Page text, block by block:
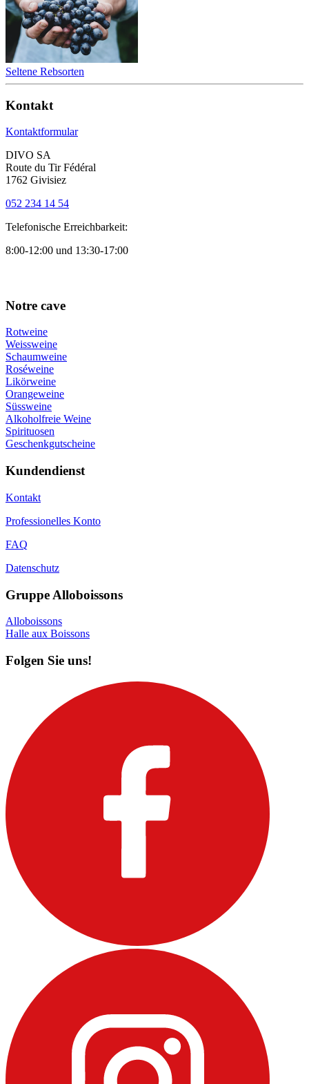
Seltene Rebsorten
Kontakt
Kontaktformular
DIVO SA
Route du Tir Fédéral
1762 Givisiez
052 234 14 54
Telefonische Erreichbarkeit:
8:00-12:00 und 13:30-17:00
Notre cave
Rotweine
Weissweine
Schaumweine
Roséweine
Likörweine
Orangeweine
Süssweine
Alkoholfreie Weine
Spirituosen
Geschenkgutscheine
Kundendienst
Kontakt
Professionelles Konto
FAQ
Datenschutz
Gruppe Alloboissons
Alloboissons
Halle aux Boissons
Folgen Sie uns!